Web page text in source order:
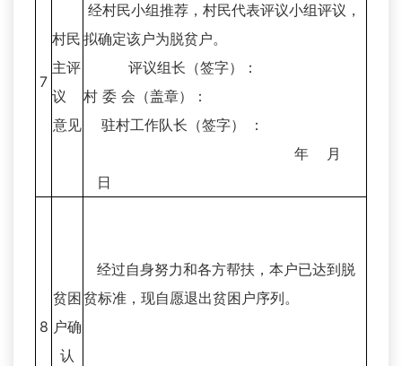
7
村民
主评
议
意见
经村民小组推荐，村民代表评议小组评议，
拟确定该户为脱贫户。
评议组长（签字）：
村 委 会（盖章）：
驻村工作队长（签字） ：
年 月
日
8
贫困
户确
认
经过自身努力和各方帮扶，本户已达到脱
贫标准，现自愿退出贫困户序列。